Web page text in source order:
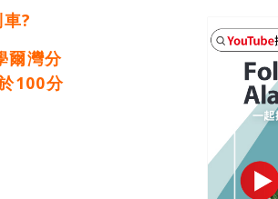
?
爾灣分
100分